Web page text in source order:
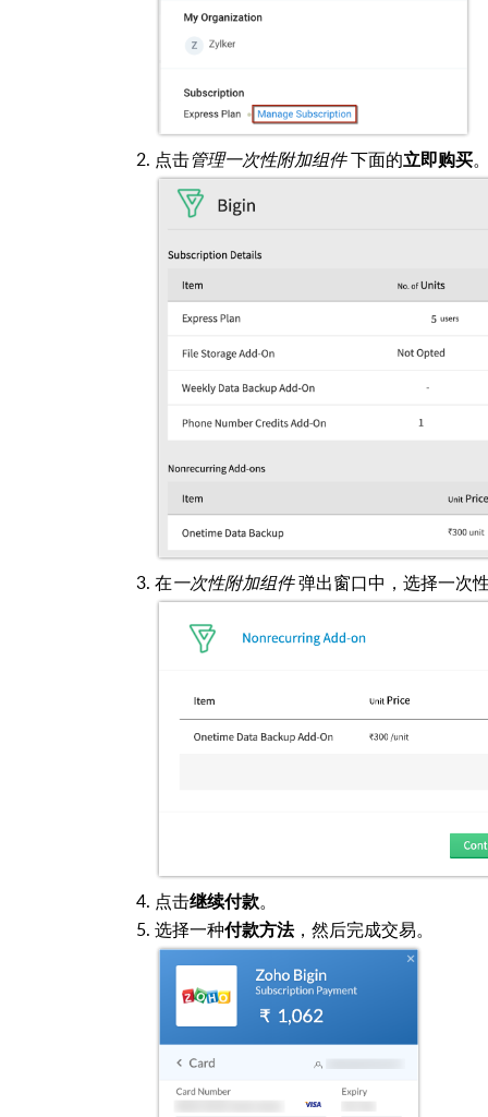
点击管理一次性附加组件下面的立即购买
在一次性附加组件弹出窗口中，选择一次
点击继续付款。
选择一种付款方法，然后完成交易。